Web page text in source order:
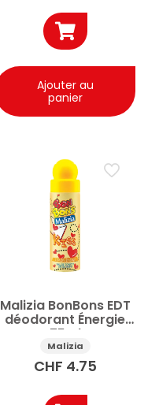
Ajouter au
panier
Malizia BonBons EDT
déodorant Énergie
75ml
Malizia
CHF 4.75